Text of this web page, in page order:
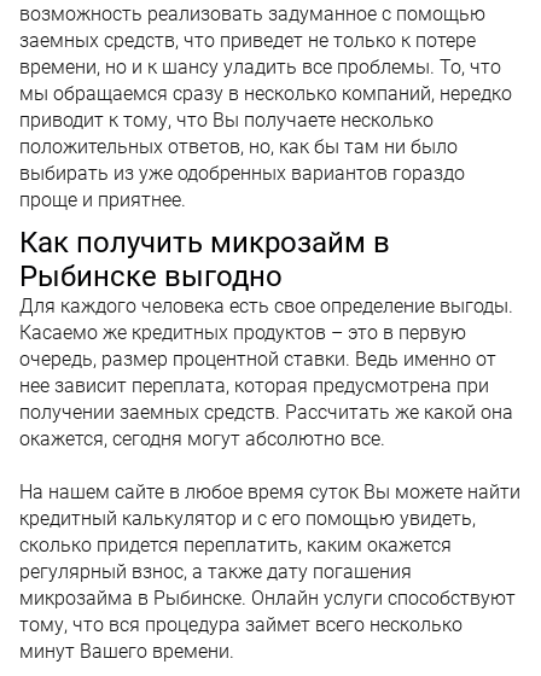
возможность реализовать задуманное с помощью
заемных средств, что приведет не только к потере
времени, но и к шансу уладить все проблемы. То, что
мы обращаемся сразу в несколько компаний, нередко
приводит к тому, что Вы получаете несколько
положительных ответов, но, как бы там ни было
выбирать из уже одобренных вариантов гораздо
проще и приятнее.
Как получить микрозайм в
Рыбинске выгодно
Для каждого человека есть свое определение выгоды.
Касаемо же кредитных продуктов – это в первую
очередь, размер процентной ставки. Ведь именно от
нее зависит переплата, которая предусмотрена при
получении заемных средств. Рассчитать же какой она
окажется, сегодня могут абсолютно все.
На нашем сайте в любое время суток Вы можете найти
кредитный калькулятор и с его помощью увидеть,
сколько придется переплатить, каким окажется
регулярный взнос, а также дату погашения
микрозайма в Рыбинске. Онлайн услуги способствуют
тому, что вся процедура займет всего несколько
минут Вашего времени.